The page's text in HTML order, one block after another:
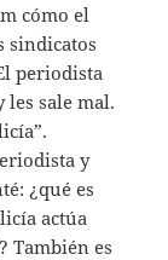
cómo el
sindicatos
periodista
les sale mal.
y
¿qué es
actúa
También es